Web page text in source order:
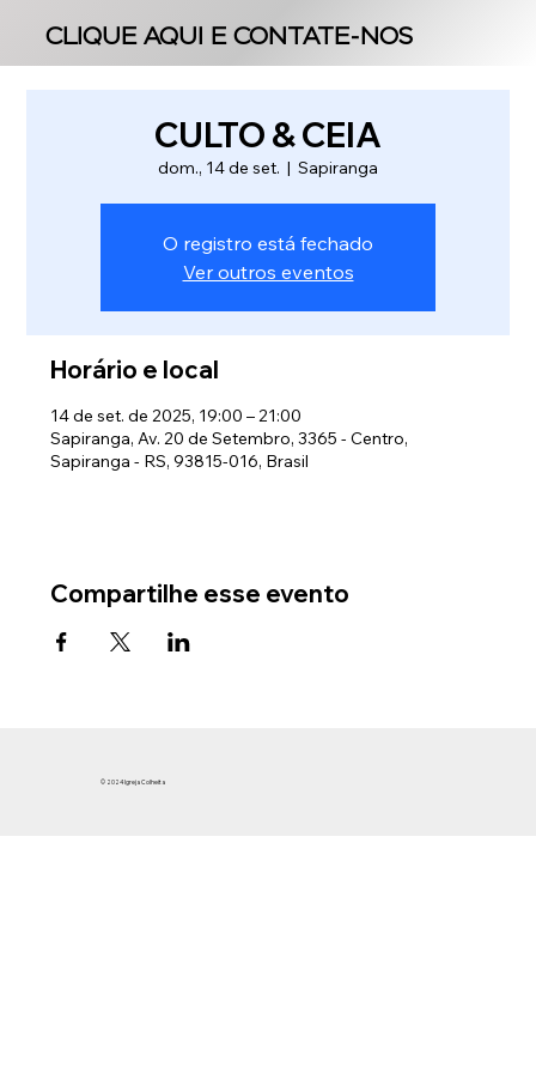
CLIQUE AQUI E CONTATE-NOS
CLIQUE AQUI E CONTATE-NOS
CULTO & CEIA
dom., 14 de set.
  |
Sapiranga
O registro está fechado
Ver outros eventos
Horário e local
14 de set. de 2025, 19:00 – 21:00
Sapiranga, Av. 20 de Setembro, 3365 - Centro,
Sapiranga - RS, 93815-016, Brasil
Compartilhe esse evento
© 2024 Igreja Colheita